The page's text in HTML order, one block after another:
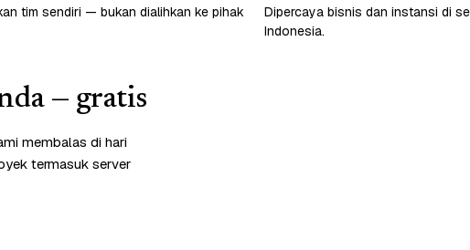
tim sendiri — bukan dialihkan ke pihak
Dipercaya bisnis dan instansi di
Indonesia.
— gratis
membalas di hari
termasuk server